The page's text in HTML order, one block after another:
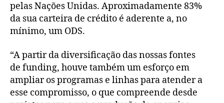
pelas Nações Unidas. Aproximadamente 83%
da sua carteira de crédito é aderente a, no
mínimo, um ODS.
“A partir da diversificação das nossas fontes
de funding, houve também um esforço em
ampliar os programas e linhas para atender a
esse compromisso, o que compreende desde